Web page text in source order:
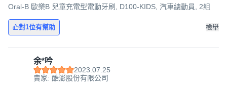
Oral-B 歐樂B 兒童充電型電動牙刷, D100-KIDS, 汽車總動員, 2組
對1位有幫助 檢舉
余*吟
2023.07.25
賣家: 酷澎股份有限公司